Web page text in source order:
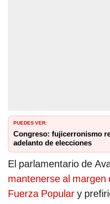
PUEDES VER:
Congreso: fujicerronismo
adelanto de elecciones
El parlamentario de
mantenerse al margen
Fuerza Popular y